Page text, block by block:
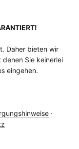
Daher bieten wir
denen Sie keinerlei
eingehen.
·